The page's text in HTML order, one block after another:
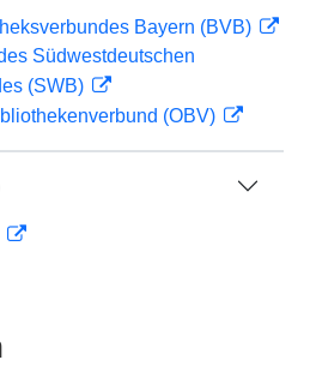
Bayern (BVB)
Südwestdeutschen
(SWB)
(OBV)